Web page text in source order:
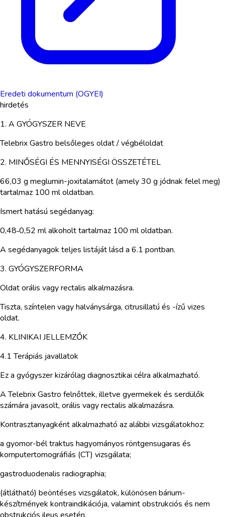
Eredeti dokumentum (OGYEI)
hirdetés
1. A GYÓGYSZER NEVE
Telebrix Gastro belsőleges oldat / végbéloldat
2. MINŐSÉGI ÉS MENNYISÉGI ÖSSZETÉTEL
66,03 g meglumin-joxitalamátot (amely 30 g jódnak felel meg)
tartalmaz 100 ml oldatban.
Ismert hatású segédanyag:
0,48‑0,52 ml alkoholt tartalmaz 100 ml oldatban.
A segédanyagok teljes listáját lásd a 6.1 pontban.
3. GYÓGYSZERFORMA
Oldat orális vagy rectalis alkalmazásra.
Tiszta, színtelen vagy halványsárga, citrusillatú és -ízű vizes
oldat.
4. KLINIKAI JELLEMZŐK
4.1 Terápiás javallatok
Ez a gyógyszer kizárólag diagnosztikai célra alkalmazható.
A Telebrix Gastro felnőttek, illetve gyermekek és serdülők
számára javasolt, orális vagy rectalis alkalmazásra.
Kontrasztanyagként alkalmazható az alábbi vizsgálatokhoz:
a gyomor-bél traktus hagyományos röntgensugaras és
komputertomográfiás (CT) vizsgálata;
gastroduodenalis radiographia;
(átlátható) beöntéses vizsgálatok, különösen bárium-
készítmények kontraindikációja, valamint obstrukciós és nem
obstrukciós ileus esetén.